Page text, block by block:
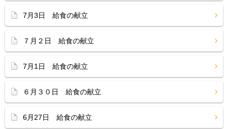
7月3日 給食の献立
７月２日 給食の献立
7月1日 給食の献立
６月３０日 給食の献立
6月27日 給食の献立